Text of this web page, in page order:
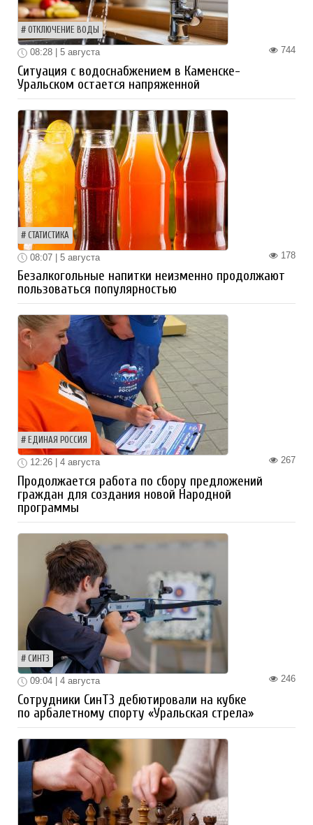
ОТКЛЮЧЕНИЕ ВОДЫ
744
08:28 | 5 августа
Ситуация с водоснабжением в Каменске-
Уральском остается напряженной
СТАТИСТИКА
178
08:07 | 5 августа
Безалкогольные напитки неизменно продолжают
пользоваться популярностью
ЕДИНАЯ РОССИЯ
267
12:26 | 4 августа
Продолжается работа по сбору предложений
граждан для создания новой Народной
программы
СИНТЗ
246
09:04 | 4 августа
Сотрудники СинТЗ дебютировали на кубке
по арбалетному спорту «Уральская стрела»